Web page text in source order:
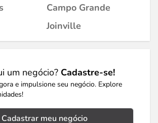
Campo Grande
Joinville
um negócio? Cadastre-se!
e impulsione seu negócio. Explore
Cadastrar meu negócio